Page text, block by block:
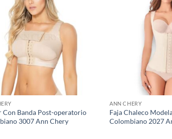
Con Banda Post-operatorio
3007 Ann Chery
ANN CHERY
Faja Chaleco
Colombiano 2027